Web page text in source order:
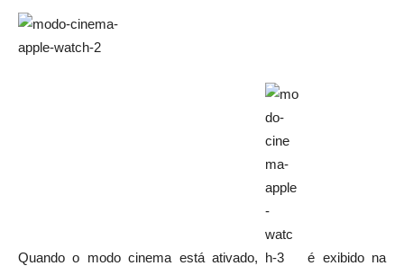
Quando o modo cinema está ativado,
é exibido na